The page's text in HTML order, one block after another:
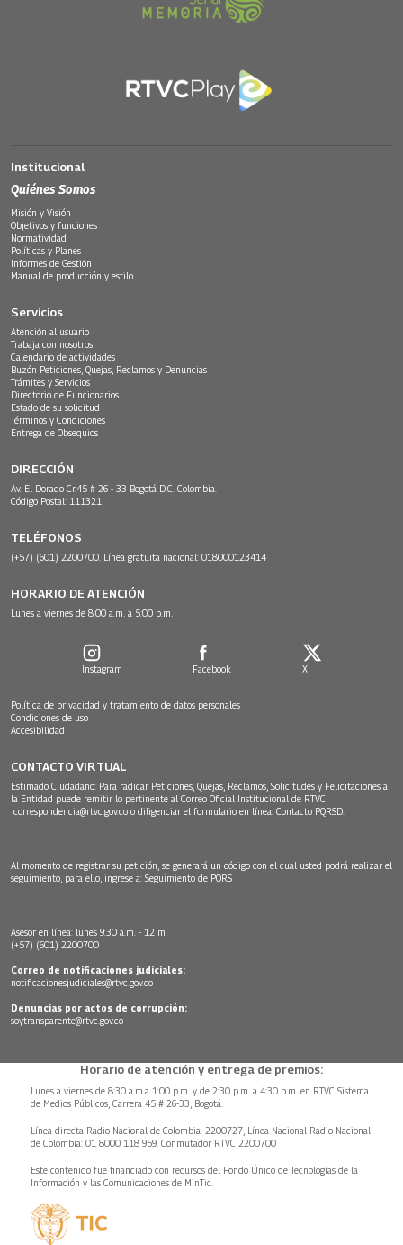
Institucional
Quiénes Somos
Misión y Visión
Objetivos y funciones
Normatividad
Políticas y Planes
Informes de Gestión
Manual de producción y estilo
Servicios
Atención al usuario
Trabaja con nosotros
Calendario de actividades
Buzón Peticiones, Quejas, Reclamos y Denuncias
Trámites y Servicios
Directorio de Funcionarios
Estado de su solicitud
Términos y Condiciones
Entrega de Obsequios
DIRECCIÓN
Av. El Dorado Cr.45 # 26 - 33 Bogotá D.C. Colombia.
Código Postal: 111321
TELÉFONOS
(+57) (601) 2200700. Línea gratuita nacional: 018000123414
HORARIO DE ATENCIÓN
Lunes a viernes de 8:00 a.m. a 5:00 p.m.
Instagram Facebook X
Política de privacidad y tratamiento de datos personales
Condiciones de uso
Accesibilidad
CONTACTO VIRTUAL
Estimado Ciudadano: Para radicar Peticiones, Quejas, Reclamos, Solicitudes y Felicitaciones a
la Entidad puede remitir lo pertinente al Correo Oficial Institucional de RTVC
correspondencia@rtvc.gov.co o diligenciar el formulario en línea: Contacto PQRSD.
Al momento de registrar su petición, se generará un código con el cual usted podrá realizar el
seguimiento, para ello, ingrese a: Seguimiento de PQRS
Asesor en línea: lunes 9:30 a.m. - 12 m
(+57) (601) 2200700
Correo de notificaciones judiciales:
notificacionesjudiciales@rtvc.gov.co
Denuncias por actos de corrupción:
soytransparente@rtvc.gov.co
Horario de atención y entrega de premios:
Lunes a viernes de 8:30 a.m.a 1:00 p.m. y de 2:30 p.m. a 4:30 p.m. en RTVC Sistema
de Medios Públicos, Carrera 45 # 26-33, Bogotá.
Línea directa Radio Nacional de Colombia: 2200727, Línea Nacional Radio Nacional
de Colombia: 01 8000 118 959. Conmutador RTVC 2200700
Este contenido fue financiado con recursos del Fondo Único de Tecnologías de la
Información y las Comunicaciones de MinTic.